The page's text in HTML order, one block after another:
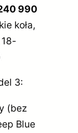
990
koła,
3:
(bez
Blue